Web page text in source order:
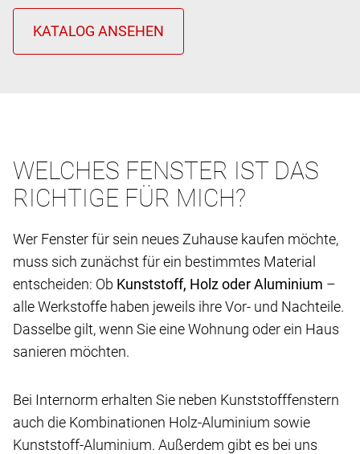
WELCHES FENSTER IST DAS
RICHTIGE FÜR MICH?
Wer Fenster für sein neues Zuhause kaufen möchte,
muss sich zunächst für ein bestimmtes Material
entscheiden: Ob Kunststoff, Holz oder Aluminium –
alle Werkstoffe haben jeweils ihre Vor- und Nachteile.
Dasselbe gilt, wenn Sie eine Wohnung oder ein Haus
sanieren möchten.
Bei Internorm erhalten Sie neben Kunststofffenstern
auch die Kombinationen Holz-Aluminium sowie
Kunststoff-Aluminium. Außerdem gibt es bei uns